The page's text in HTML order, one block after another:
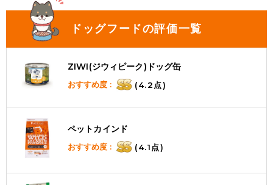
ドッグフードの評価一覧
ZIWI(ジウィピーク)ドッグ缶
おすすめ度 : (4.2点)
ペットカインド
おすすめ度 : (4.1点)